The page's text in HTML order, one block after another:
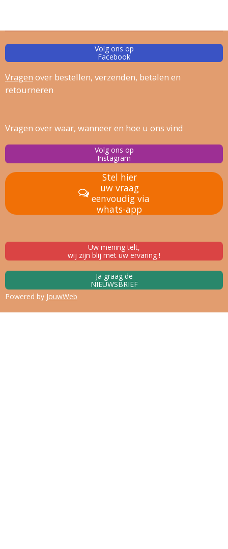
Volg ons op
Facebook
Vragen over bestellen, verzenden, betalen en
retourneren
Vragen over waar, wanneer en hoe u ons vind
Volg ons op
Instagram
Stel hier
uw vraag
eenvoudig via
whats-app
Uw mening telt,
wij zijn blij met uw ervaring !
Ja graag de
NIEUWSBRIEF
Powered by JouwWeb